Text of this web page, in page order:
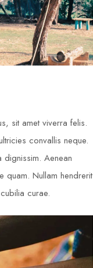
sit amet viverra felis.
convallis neque.
Aenean
quam. Nullam hendrerit
curae.